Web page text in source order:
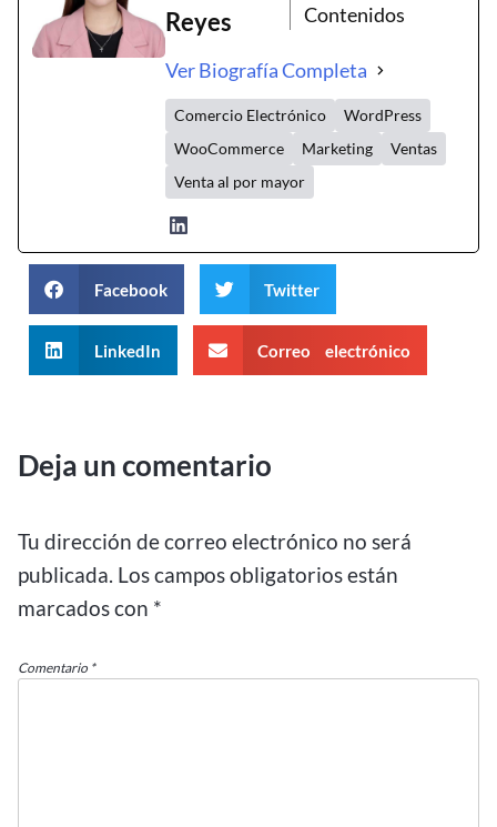
Reyes
Contenidos
Ver Biografía Completa
Comercio Electrónico
WordPress
WooCommerce
Marketing
Ventas
Venta al por mayor
Facebook Twitter
LinkedIn Correo electrónico
Deja un comentario
Tu dirección de correo electrónico no será
publicada. Los campos obligatorios están
marcados con *
Comentario *